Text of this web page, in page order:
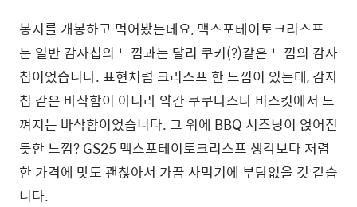
봉지를 개봉하고 먹어봤는데요, 맥스포테이토크리스프
는 일반 감자칩의 느낌과는 달리 쿠키(?)같은 느낌의 감자
칩이었습니다. 표현처럼 크리스프 한 느낌이 있는데, 감자
칩 같은 바삭함이 아니라 약간 쿠쿠다스나 비스킷에서 느
껴지는 바삭함이었습니다. 그 위에 BBQ 시즈닝이 얹어진
듯한 느낌? GS25 맥스포테이토크리스프 생각보다 저렴
한 가격에 맛도 괜찮아서 가끔 사먹기에 부담없을 것 같습
니다.